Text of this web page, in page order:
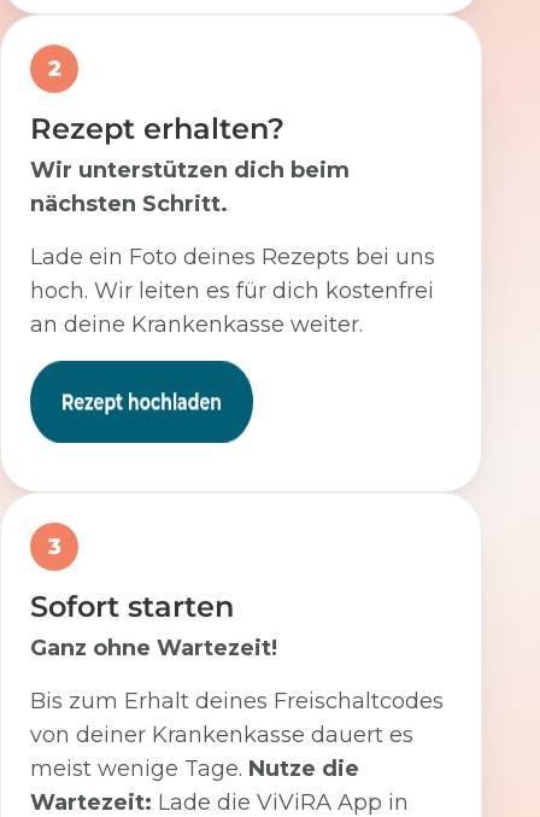
2
Rezept erhalten?
Wir unterstützen dich beim
nächsten Schritt.
Lade ein Foto deines Rezepts bei uns
hoch. Wir leiten es für dich kostenfrei
an deine Krankenkasse weiter.
3
Sofort starten
Ganz ohne Wartezeit!
Bis zum Erhalt deines Freischaltcodes
von deiner Krankenkasse dauert es
meist wenige Tage. Nutze die
Wartezeit: Lade die ViViRA App in